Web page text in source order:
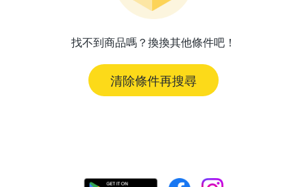
找不到商品嗎？換換其他條件吧！
清除條件再搜尋